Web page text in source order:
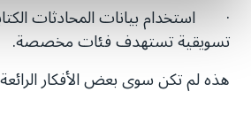
· استخدام بيانات المحادثات
تسويقية تستهدف فئات مخصصة.
هذه لم تكن سوى بعض الأفكار